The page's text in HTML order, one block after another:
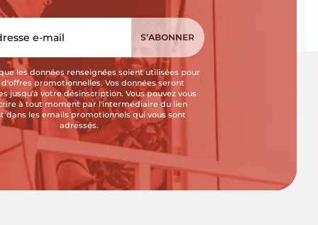
les données renseignées soient utilisées pour
d'offres promotionnelles. Vos données seront
jusqu'à votre désinscription. Vous pouvez vous
à tout moment par l'intermédiaire du lien
dans les emails promotionnels qui vous sont
adressés.